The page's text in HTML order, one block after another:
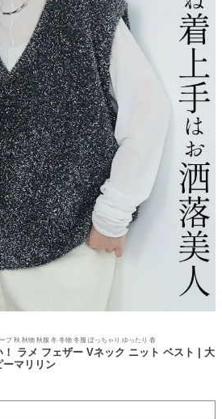
ブ 秋 秋物 秋服 冬 冬物 冬服 ぽっちゃり ゆったり 春
ラメ フェザー Vネック ニット ベスト | 大
ーマリリン